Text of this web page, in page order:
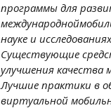
программы для
международной
науке и исследованиях
Существующие
улучшения качества
Лучшие практики в
виртуальной